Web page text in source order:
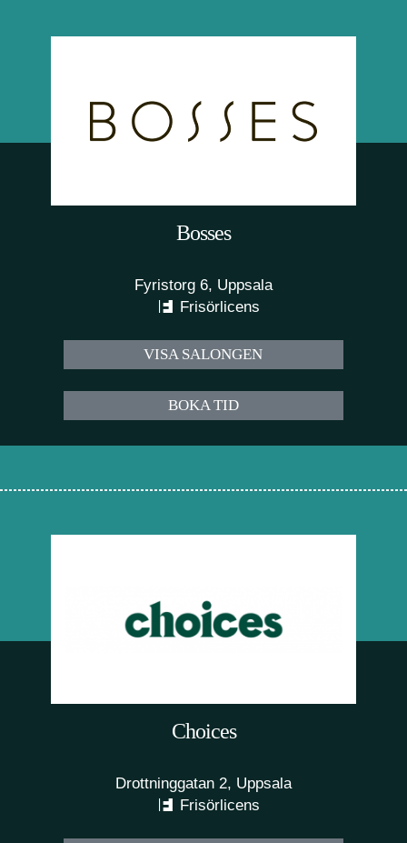
Bosses
Fyristorg 6, Uppsala
Frisörlicens
VISA SALONGEN
BOKA TID
Choices
Drottninggatan 2, Uppsala
Frisörlicens